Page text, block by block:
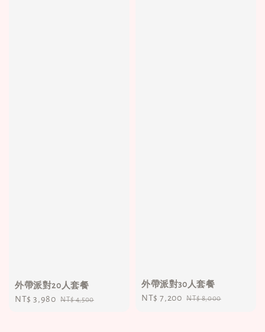
外帶派對20人套餐
Sale
NT$ 3,980 Regular
NT$ 4,500
外帶派對30人套餐
Sale
NT$ 7,200 Regular
NT$ 8,000